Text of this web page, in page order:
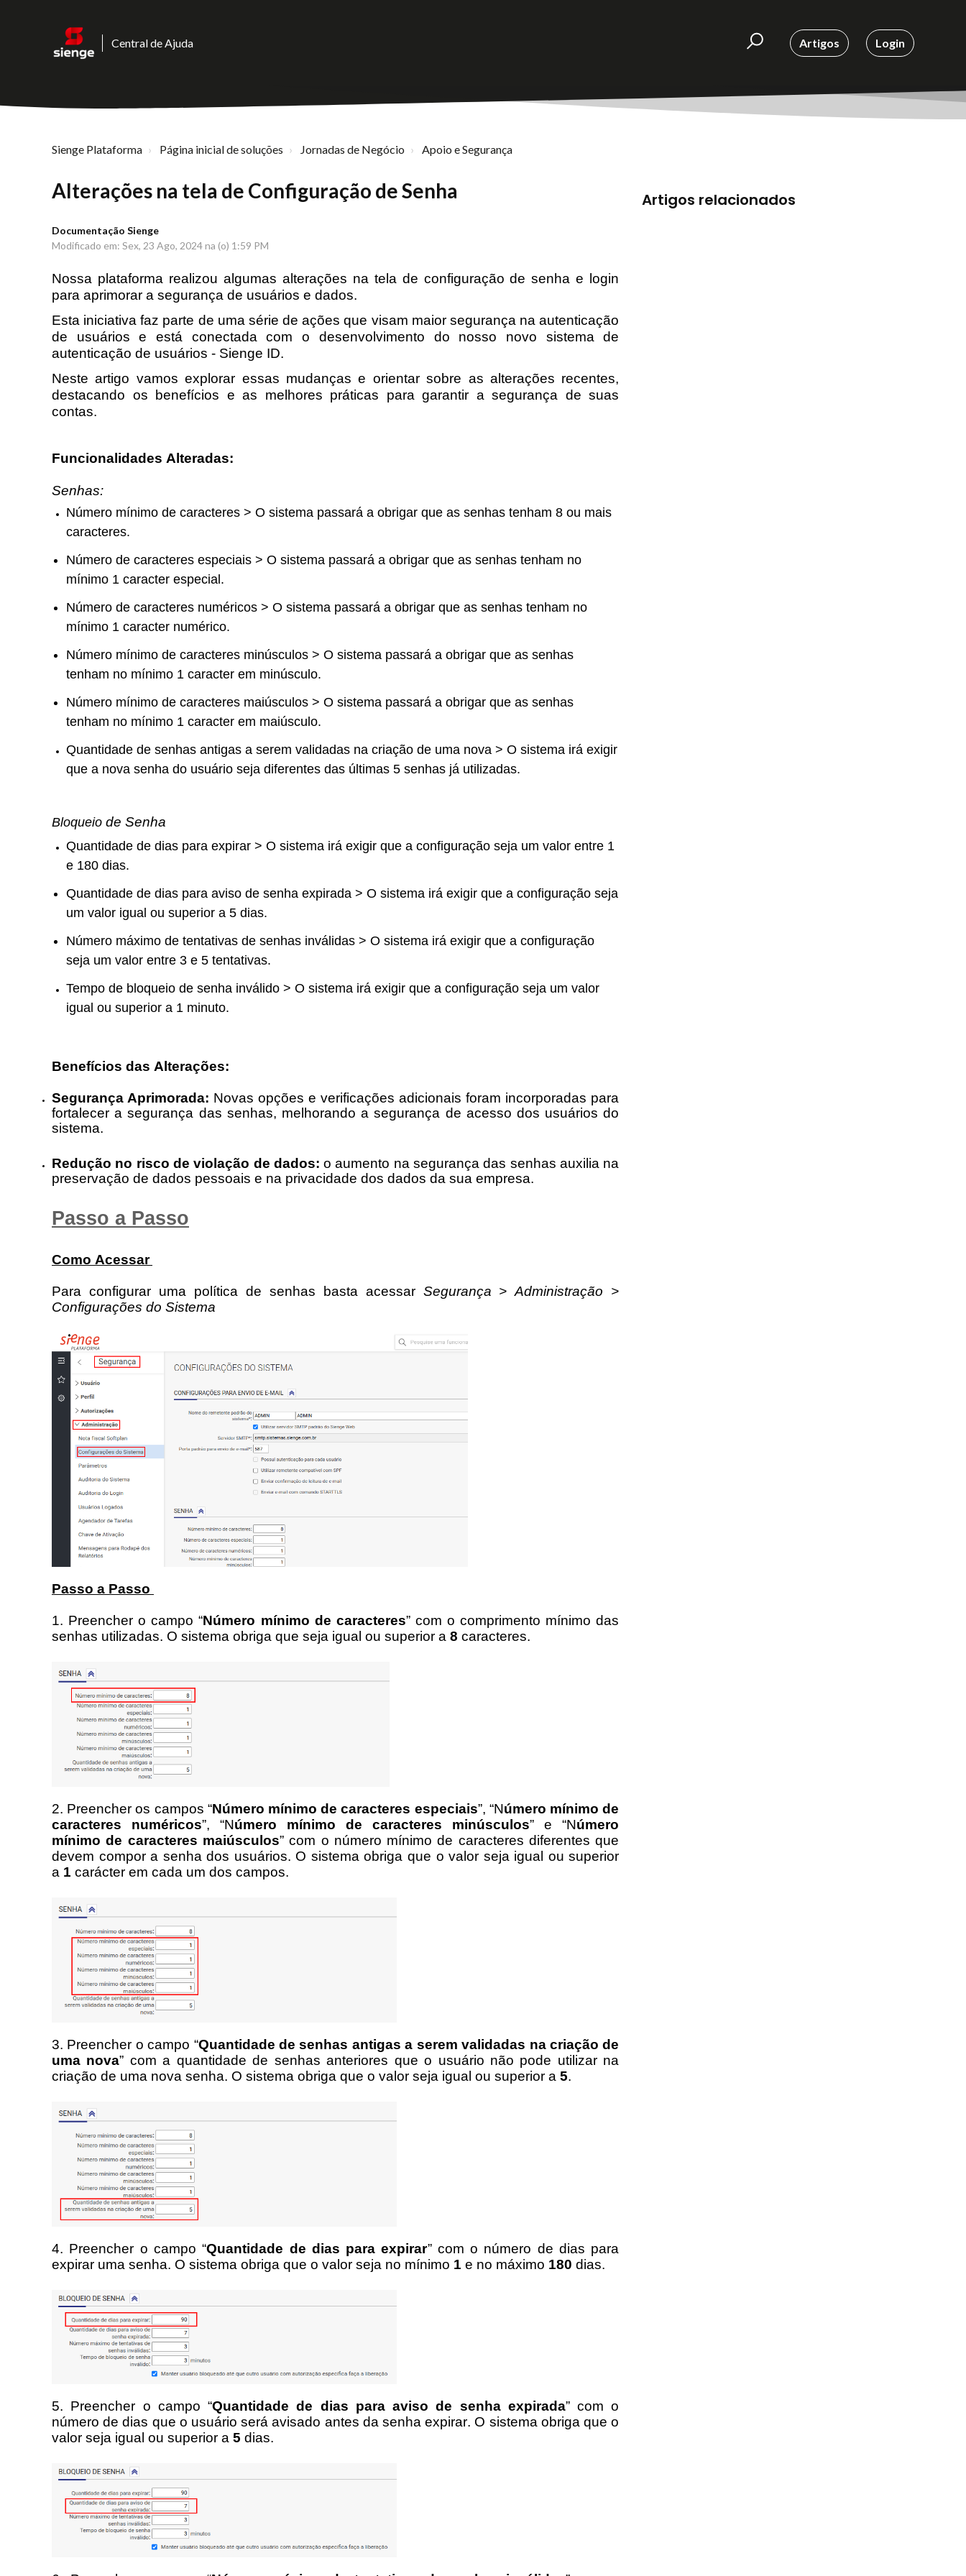
Central de Ajuda Artigos Login
Sienge Plataforma Página inicial de soluções Jornadas de Negócio Apoio e Segurança
Alterações na tela de Configuração de Senha
Documentação Sienge
Modificado em: Sex, 23 Ago, 2024 na (o) 1:59 PM
Nossa plataforma realizou algumas alterações na tela de configuração de senha e login
para aprimorar a segurança de usuários e dados.
Esta iniciativa faz parte de uma série de ações que visam maior segurança na autenticação
de usuários e está conectada com o desenvolvimento do nosso novo sistema de
autenticação de usuários - Sienge ID.
Neste artigo vamos explorar essas mudanças e orientar sobre as alterações recentes,
destacando os benefícios e as melhores práticas para garantir a segurança de suas
contas.
Funcionalidades Alteradas:
Senhas:
Número mínimo de caracteres > O sistema passará a obrigar que as senhas tenham 8 ou mais
caracteres.
Número de caracteres especiais > O sistema passará a obrigar que as senhas tenham no
mínimo 1 caracter especial.
Número de caracteres numéricos > O sistema passará a obrigar que as senhas tenham no
mínimo 1 caracter numérico.
Número mínimo de caracteres minúsculos > O sistema passará a obrigar que as senhas
tenham no mínimo 1 caracter em minúsculo.
Número mínimo de caracteres maiúsculos > O sistema passará a obrigar que as senhas
tenham no mínimo 1 caracter em maiúsculo.
Quantidade de senhas antigas a serem validadas na criação de uma nova > O sistema irá exigir
que a nova senha do usuário seja diferentes das últimas 5 senhas já utilizadas.
Bloqueio de Senha
Quantidade de dias para expirar > O sistema irá exigir que a configuração seja um valor entre 1
e 180 dias.
Quantidade de dias para aviso de senha expirada > O sistema irá exigir que a configuração seja
um valor igual ou superior a 5 dias.
Número máximo de tentativas de senhas inválidas > O sistema irá exigir que a configuração
seja um valor entre 3 e 5 tentativas.
Tempo de bloqueio de senha inválido > O sistema irá exigir que a configuração seja um valor
igual ou superior a 1 minuto.
Benefícios das Alterações:
Segurança Aprimorada: Novas opções e verificações adicionais foram incorporadas para
fortalecer a segurança das senhas, melhorando a segurança de acesso dos usuários do
sistema.
Redução no risco de violação de dados:o aumento na segurança das senhas auxilia na
preservação de dados pessoais e na privacidade dos dados da sua empresa.
Passo a Passo
Como Acessar
Para configurar uma política de senhas basta acessar Segurança > Administração >
Configurações do Sistema
Passo a Passo
1. Preencher o campo “Número mínimo de caracteres” com o comprimento mínimo das
senhas utilizadas. O sistema obriga que seja igual ou superior a 8 caracteres.
2. Preencher os campos “Número mínimo de caracteres especiais”, “Número mínimo de
caracteres numéricos”, “Número mínimo de caracteres minúsculos” e “Número
mínimo de caracteres maiúsculos” com o número mínimo de caracteres diferentes que
devem compor a senha dos usuários. O sistema obriga que o valor seja igual ou superior
a 1 carácter em cada um dos campos.
3. Preencher o campo “Quantidade de senhas antigas a serem validadas na criação de
uma nova” com a quantidade de senhas anteriores que o usuário não pode utilizar na
criação de uma nova senha. O sistema obriga que o valor seja igual ou superior a 5.
4. Preencher o campo “Quantidade de dias para expirar” com o número de dias para
expirar uma senha. O sistema obriga que o valor seja no mínimo 1 e no máximo 180 dias.
5. Preencher o campo “Quantidade de dias para aviso de senha expirada” com o
número de dias que o usuário será avisado antes da senha expirar. O sistema obriga que o
valor seja igual ou superior a 5 dias.
Artigos relacionados